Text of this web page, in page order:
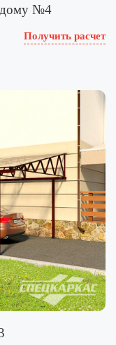
дому №4
Получить расчет